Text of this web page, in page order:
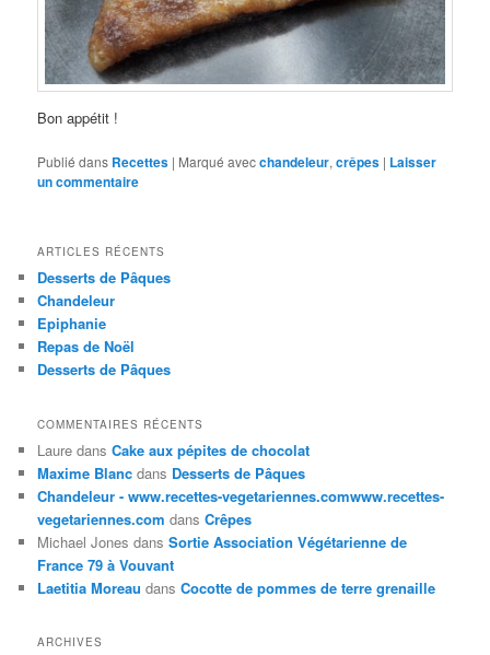
Bon appétit !
Publié dans Recettes | Marqué avecchandeleur,crêpes | Laisser
un commentaire
ARTICLES RÉCENTS
Desserts de Pâques
Chandeleur
Epiphanie
Repas de Noël
Desserts de Pâques
COMMENTAIRES RÉCENTS
Laure dansCake aux pépites de chocolat
Maxime Blanc dans Desserts de Pâques
Chandeleur - www.recettes-vegetariennes.comwww.recettes-
vegetariennes.com dansCrêpes
Michael Jones dansSortie Association Végétarienne de
France 79 à Vouvant
Laetitia Moreau dansCocotte de pommes de terre grenaille
ARCHIVES